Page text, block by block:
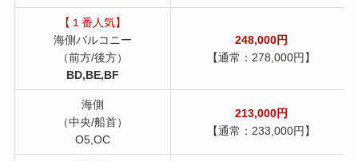
【１番人気】
海側バルコニー
（前方/後方）
BD,BE,BF
248,000円
【通常：278,000円】
海側
（中央/船首）
O5,OC
213,000円
【通常：233,000円】